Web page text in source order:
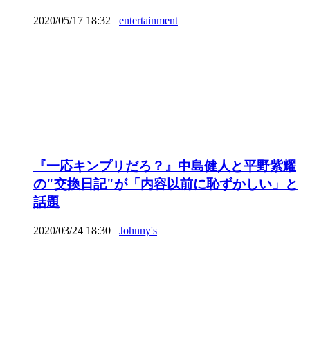
2020/05/17 18:32 entertainment
『一応キンプリだろ？』中島健人と平野紫耀
の"交換日記"が「内容以前に恥ずかしい」と
話題
2020/03/24 18:30 Johnny's